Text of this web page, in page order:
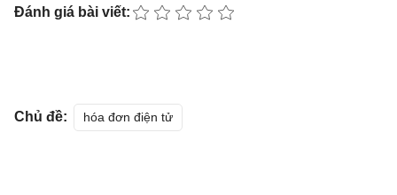
Đánh giá bài viết:
Chủ đề: hóa đơn điện tử